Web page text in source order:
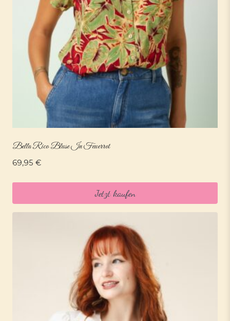
Bella Rico Bluse In Feuerrot
69,95 €
Jetzt kaufen